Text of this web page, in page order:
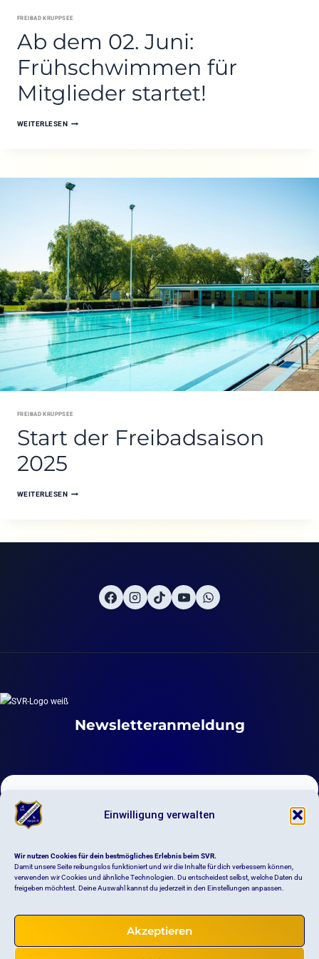
Einwilligung verwalten
Wir nutzen Cookies für dein bestmögliches Erlebnis beim SVR.
Damit unsere Seite reibungslos funktioniert und wir die Inhalte für dich verbessern können,
verwenden wir Cookies und ähnliche Technologien. Du entscheidest selbst, welche Daten du
freigeben möchtest. Deine Auswahl kannst du jederzeit in den Einstellungen anpassen.
Akzeptieren
FREIBAD KRUPPSEE
Ab dem 02. Juni:
Frühschwimmen für
Mitglieder startet!
WEITERLESENAB
FÜR
FREIBAD KRUPPSEE
Start der Freibadsaison
2025
WEITERLESENSTART
Newsletteranmeldung
Newsletter
Anmeldung Schwimmkurs
ImpressumDatenschutzHaftungsausschlussSatzung